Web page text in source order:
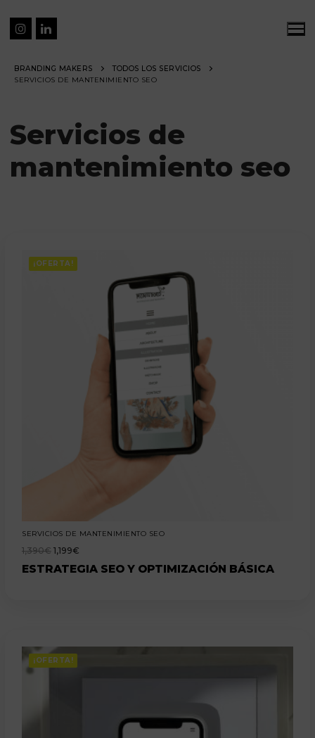
BRANDING MAKERS
TODOS LOS SERVICIOS
SERVICIOS DE MANTENIMIENTO SEO
Servicios de
mantenimiento seo
¡OFERTA!
SERVICIOS DE MANTENIMIENTO SEO
1,390€ 1,199€
ESTRATEGIA SEO Y OPTIMIZACIÓN BÁSICA
¡OFERTA!